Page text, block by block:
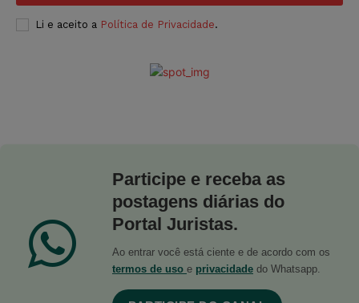
Li e aceito a Política de Privacidade.
Participe e receba as
postagens diárias do
Portal Juristas.
Ao entrar você está ciente e de acordo com os
termos de uso e privacidade do Whatsapp.